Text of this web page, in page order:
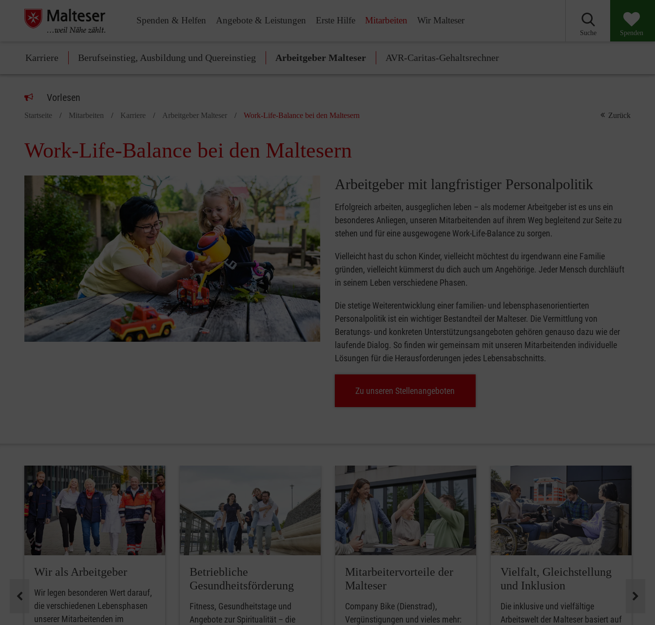
Spenden & Helfen Angebote & Leistungen Erste Hilfe Mitarbeiten Wir Malteser
Suche Spenden
Karriere Berufseinstieg, Ausbildung und Quereinstieg Arbeitgeber Malteser AVR-Caritas-Gehaltsrechner
Vorlesen
Startseite Mitarbeiten Karriere Arbeitgeber Malteser Work-Life-Balance bei den Maltesern Zurück
Work-Life-Balance bei den Maltesern
Arbeitgeber mit langfristiger Personalpolitik
Erfolgreich arbeiten, ausgeglichen leben – als moderner Arbeitgeber ist es uns ein
besonderes Anliegen, unseren Mitarbeitenden auf ihrem Weg begleitend zur Seite zu
stehen und für eine ausgewogene Work-Life-Balance zu sorgen.
Vielleicht hast du schon Kinder, vielleicht möchtest du irgendwann eine Familie
gründen, vielleicht kümmerst du dich auch um Angehörige. Jeder Mensch durchläuft
in seinem Leben verschiedene Phasen.
Die stetige Weiterentwicklung einer familien- und lebensphasenorientierten
Personalpolitik ist ein wichtiger Bestandteil der Malteser. Die Vermittlung von
Beratungs- und konkreten Unterstützungsangeboten gehören genauso dazu wie der
laufende Dialog. So finden wir gemeinsam mit unseren Mitarbeitenden individuelle
Lösungen für die Herausforderungen jedes Lebensabschnitts.
Zu unseren Stellenangeboten
Pause
Wir als Arbeitgeber
Wir legen besonderen Wert darauf,
die verschiedenen Lebensphasen
unserer Mitarbeitenden im
Betriebliche
Gesundheitsförderung
Fitness, Gesundheitstage und
Angebote zur Spiritualität – die
Mitarbeitervorteile der
Malteser
Company Bike (Dienstrad),
Vergünstigungen und vieles mehr:
Vielfalt, Gleichstellung
und Inklusion
Die inklusive und vielfältige
Arbeitswelt der Malteser basiert auf